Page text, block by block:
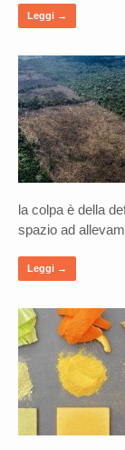
Leggi →
la colpa è della
spazio ad
Leggi →